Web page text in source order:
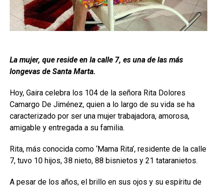
La mujer, que reside en la calle 7, es una de las más
longevas de Santa Marta.
Hoy, Gaira celebra los 104 de la señora Rita Dolores
Camargo De Jiménez, quien a lo largo de su vida se ha
caracterizado por ser una mujer trabajadora, amorosa,
amigable y entregada a su familia.
Rita, más conocida como ‘Mama Rita’, residente de la calle
7, tuvo 10 hijos, 38 nieto, 88 bisnietos y 21 tataranietos.
A pesar de los años, el brillo en sus ojos y su espíritu de